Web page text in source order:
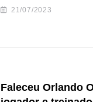
de Freguesia S.
21/07/2023
Faleceu Orlando